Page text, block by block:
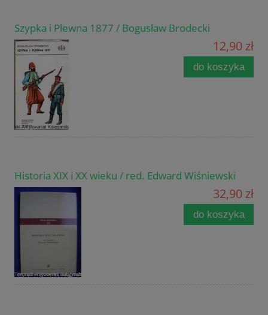
Szypka i Plewna 1877 / Bogusław Brodecki
12,90 zł
do koszyka
Historia XIX i XX wieku / red. Edward Wiśniewski
32,90 zł
do koszyka